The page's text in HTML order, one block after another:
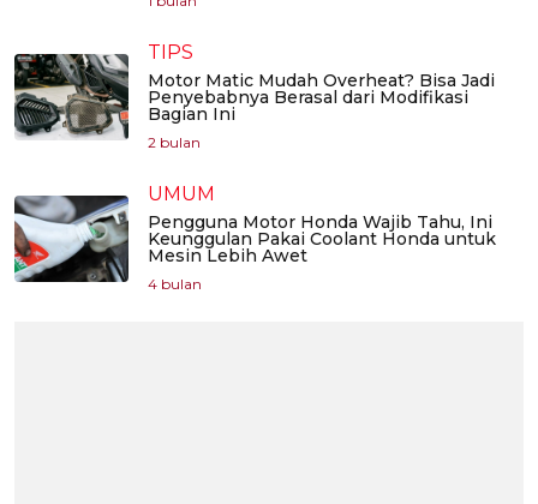
TIPS
Motor Matic Mudah Overheat? Bisa Jadi
Penyebabnya Berasal dari Modifikasi
Bagian Ini
2 bulan
UMUM
Pengguna Motor Honda Wajib Tahu, Ini
Keunggulan Pakai Coolant Honda untuk
Mesin Lebih Awet
4 bulan